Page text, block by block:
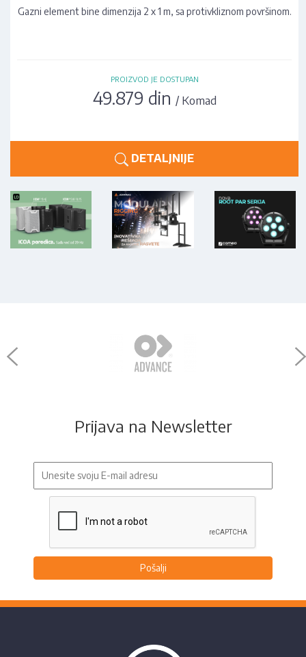
Gazni element bine dimenzija 2 x 1 m, sa protivkliznom površinom.
PROIZVOD JE DOSTUPAN
49.879 din / Komad
DETALJNIJE
Prijava na Newsletter
Pošalji